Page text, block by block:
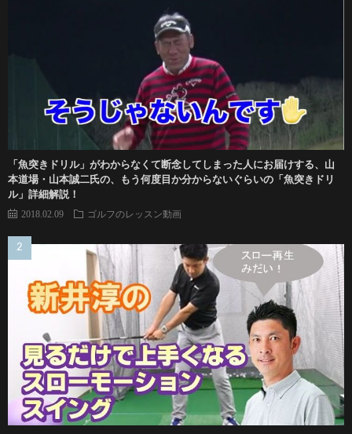
「魚突きドリル」がわからなくて断念してしまった人にお届けする、山
本道場・山本誠二氏の、もう何度目か分からないぐらいの「魚突きドリ
ル」詳細解説！
2018.02.09 ゴルフのレッスン動画